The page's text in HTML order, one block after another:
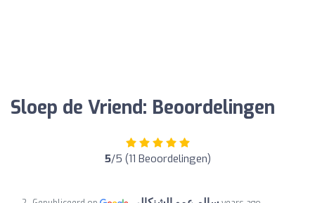
Sloep de Vriend: Beoordelingen
5/5 (11 Beoordelingen)